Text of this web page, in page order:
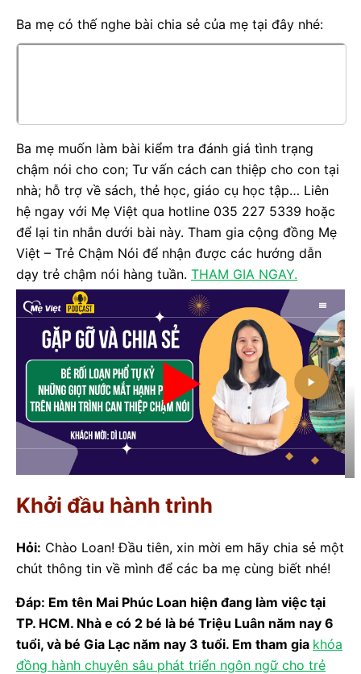
Ba mẹ có thế nghe bài chia sẻ của mẹ tại đây nhé:
Ba mẹ muốn làm bài kiểm tra đánh giá tình trạng
chậm nói cho con; Tư vấn cách can thiệp cho con tại
nhà; hỗ trợ về sách, thẻ học, giáo cụ học tập… Liên
hệ ngay với Mẹ Việt qua hotline 035 227 5339 hoặc
để lại tin nhắn dưới bài này. Tham gia cộng đồng Mẹ
Việt – Trẻ Chậm Nói để nhận được các hướng dẫn
dạy trẻ chậm nói hàng tuần. THAM GIA NGAY.
Khởi đầu hành trình
Hỏi: Chào Loan! Đầu tiên, xin mời em hãy chia sẻ một
chút thông tin về mình để các ba mẹ cùng biết nhé!
Đáp: Em tên Mai Phúc Loan hiện đang làm việc tại
TP. HCM. Nhà e có 2 bé là bé Triệu Luân năm nay 6
tuổi, và bé Gia Lạc năm nay 3 tuổi. Em tham gia khóa
đồng hành chuyên sâu phát triển ngôn ngữ cho trẻ